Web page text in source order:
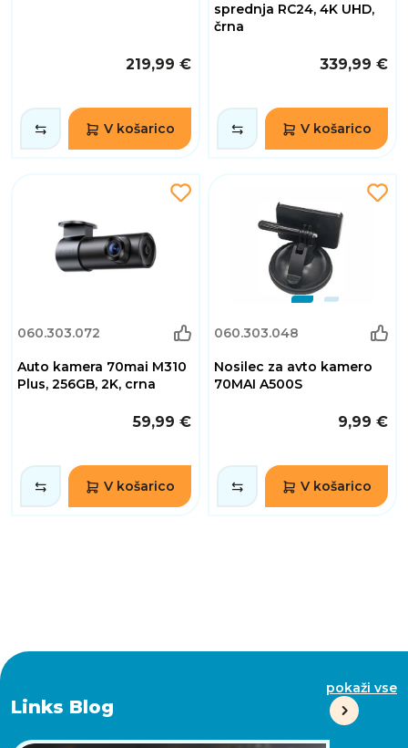
219,99 €
V košarico
sprednja RC24, 4K UHD,
črna
339,99 €
V košarico
060.303.072
Auto kamera 70mai M310
Plus, 256GB, 2K, crna
59,99 €
V košarico
060.303.048
Nosilec za avto kamero
70MAI A500S
9,99 €
V košarico
Links Blog
pokaži vse